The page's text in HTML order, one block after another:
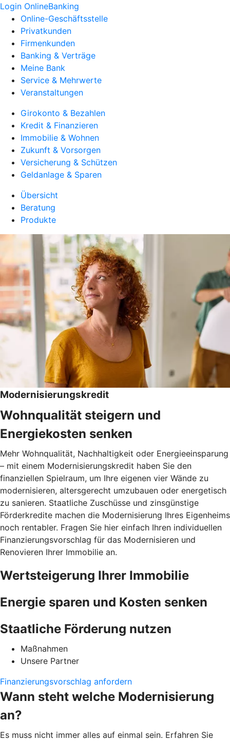
Login OnlineBanking
Online-Geschäftsstelle
Privatkunden
Firmenkunden
Banking & Verträge
Meine Bank
Service & Mehrwerte
Veranstaltungen
Girokonto & Bezahlen
Kredit & Finanzieren
Immobilie & Wohnen
Zukunft & Vorsorgen
Versicherung & Schützen
Geldanlage & Sparen
Übersicht
Beratung
Produkte
Modernisierungskredit
Wohnqualität steigern und
Energiekosten senken
Mehr Wohnqualität, Nachhaltigkeit oder Energieeinsparung
– mit einem Modernisierungskredit haben Sie den
finanziellen Spielraum, um Ihre eigenen vier Wände zu
modernisieren, altersgerecht umzubauen oder energetisch
zu sanieren. Staatliche Zuschüsse und zinsgünstige
Förderkredite machen die Modernisierung Ihres Eigenheims
noch rentabler. Fragen Sie hier einfach Ihren individuellen
Finanzierungsvorschlag für das Modernisieren und
Renovieren Ihrer Immobilie an.
Wertsteigerung Ihrer Immobilie
Energie sparen und Kosten senken
Staatliche Förderung nutzen
Maßnahmen
Unsere Partner
Finanzierungsvorschlag anfordern
Wann steht welche Modernisierung
an?
Es muss nicht immer alles auf einmal sein. Erfahren Sie